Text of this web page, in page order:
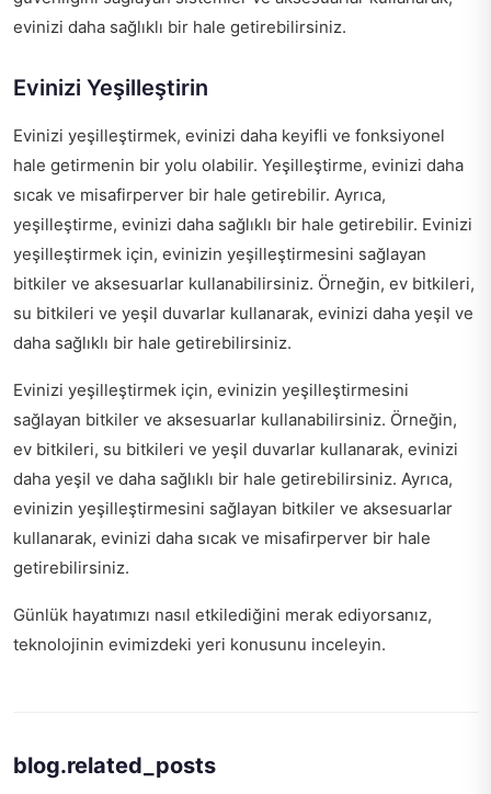
evinizi daha sağlıklı bir hale getirebilirsiniz.
Evinizi Yeşilleştirin
Evinizi yeşilleştirmek, evinizi daha keyifli ve fonksiyonel
hale getirmenin bir yolu olabilir. Yeşilleştirme, evinizi daha
sıcak ve misafirperver bir hale getirebilir. Ayrıca,
yeşilleştirme, evinizi daha sağlıklı bir hale getirebilir. Evinizi
yeşilleştirmek için, evinizin yeşilleştirmesini sağlayan
bitkiler ve aksesuarlar kullanabilirsiniz. Örneğin, ev bitkileri,
su bitkileri ve yeşil duvarlar kullanarak, evinizi daha yeşil ve
daha sağlıklı bir hale getirebilirsiniz.
Evinizi yeşilleştirmek için, evinizin yeşilleştirmesini
sağlayan bitkiler ve aksesuarlar kullanabilirsiniz. Örneğin,
ev bitkileri, su bitkileri ve yeşil duvarlar kullanarak, evinizi
daha yeşil ve daha sağlıklı bir hale getirebilirsiniz. Ayrıca,
evinizin yeşilleştirmesini sağlayan bitkiler ve aksesuarlar
kullanarak, evinizi daha sıcak ve misafirperver bir hale
getirebilirsiniz.
Günlük hayatımızı nasıl etkilediğini merak ediyorsanız,
teknolojinin evimizdeki yeri konusunu inceleyin.
blog.related_posts